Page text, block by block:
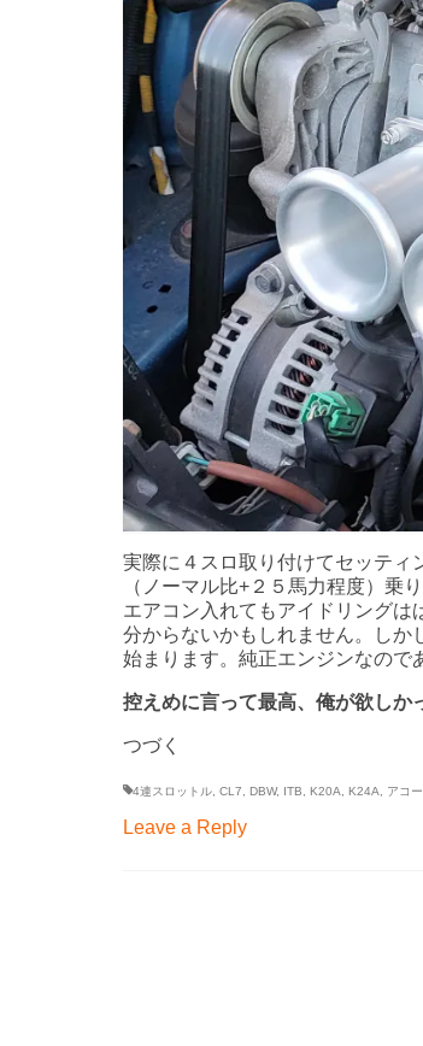
実際に４スロ取り付けてセッティ
（ノーマル比+２５馬力程度）乗
エアコン入れてもアイドリングは
分からないかもしれません。しか
始まります。純正エンジンなので
控えめに言って最高、俺が欲しか
つづく
4連スロットル CL7 DBW, ITB K20A K24A アコ
Leave a Reply